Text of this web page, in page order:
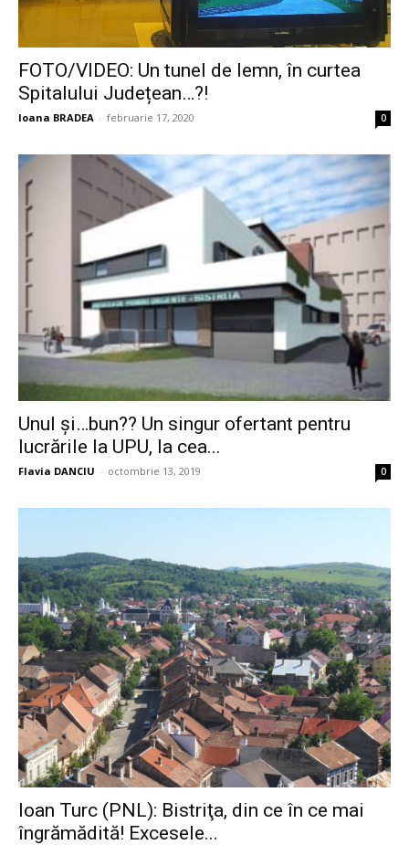
FOTO/VIDEO: Un tunel de lemn, în curtea
Spitalului Județean…?!
Ioana BRADEA - februarie 17, 2020 0
Unul și…bun?? Un singur ofertant pentru
lucrările la UPU, la cea...
Flavia DANCIU - octombrie 13, 2019 0
Ioan Turc (PNL): Bistriţa, din ce în ce mai
îngrămădită! Excesele...